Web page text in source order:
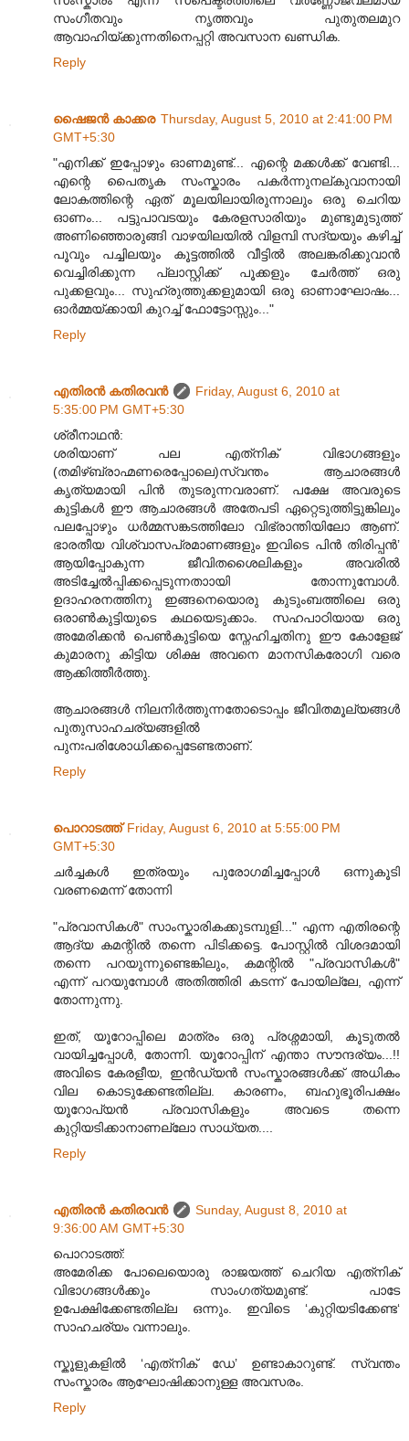
സംഗീതവും നൃത്തവും പുതുതലമുറ
ആവാഹിയ്ക്കുന്നതിനെപ്പറ്റി അവസാന ഖണ്ഡിക.
Reply
ഷൈജൻ കാക്കര Thursday, August 5, 2010 at 2:41:00 PM
GMT+5:30
"എനിക്ക്‌ ഇപ്പോഴും ഓണമുണ്ട്... എന്റെ മക്കൾക്ക്‌ വേണ്ടി...
എന്റെ പൈതൃക സംസ്കാരം പകർന്നുനല്കുവാനായി
ലോകത്തിന്റെ ഏത്‌ മൂലയിലായിരുന്നാലും ഒരു ചെറിയ
ഓണം... പട്ടുപാവടയും കേരളസാരിയും മുണ്ടുമുടുത്ത്‌
അണിഞ്ഞൊരുങ്ങി വാഴയിലയിൽ വിളമ്പി സദ്യയും കഴിച്ച്‌
പൂവും പച്ചിലയും കൂട്ടത്തിൽ വീട്ടിൽ അലങ്കരിക്കുവാൻ
വെച്ചിരിക്കുന്ന പ്ലാസ്റ്റിക്ക്‌ പൂക്കളും ചേർത്ത്‌ ഒരു
പുക്കളവും... സുഹ്രുത്തുക്കളുമായി ഒരു ഓണാഘോഷം...
ഓർമ്മയ്ക്കായി കുറച്ച്‌ ഫോട്ടോസ്സും..."
Reply
എതിരന്‍ കതിരവന്‍
Friday, August 6, 2010 at
5:35:00 PM GMT+5:30
ശ്രീനാഥൻ:
ശരിയാണ് പല എത്‌നിക് വിഭാഗങ്ങളും
(തമിഴ്ബ്രാഹ്മണരെപ്പോലെ)സ്വന്തം ആചാരങ്ങൾ
കൃത്യമായി പിൻ തുടരുന്നവരാണ്. പക്ഷേ അവരുടെ
കുട്ടികൾ ഈ ആചാരങ്ങൾ അതേപടി ഏറ്റെടുത്തിട്ടുങ്കിലും
പലപ്പോഴും ധർമ്മസങ്കടത്തിലോ വിഭ്രാന്തിയിലോ ആണ്.
ഭാരതീയ വിശ്വാസപ്രമാണങ്ങളും ഇവിടെ പിൻ തിരിപ്പൻ’
ആയിപ്പോകുന്ന ജീവിതശൈലികളും അവരിൽ
അടിച്ചേൽ‌പ്പിക്കപ്പെടുന്നതാ‍ായി തോന്നുമ്പോൾ.
ഉദാഹരനത്തിനു ഇങ്ങനെയൊരു കുടുംബത്തിലെ ഒരു
ഒരാൺകുട്ടിയുടെ കഥയെടുക്കാം. സഹപാഠിയായ ഒരു
അമേരിക്കൻ പെൺകുട്ടിയെ സ്നേഹിച്ചതിനു ഈ കോളേജ്
കുമാരനു കിട്ടിയ ശിക്ഷ അവനെ മാനസികരോഗി വരെ
ആക്കിത്തീർത്തു.
ആചാരങ്ങൾ നിലനിർത്തുന്നതോടൊപ്പം ജീവിതമൂല്യങ്ങൾ
പുതുസാഹചര്യങ്ങളിൽ
പുനഃപരിശോധിക്കപ്പെടേണ്ടതാണ്.
Reply
പൊറാടത്ത് Friday, August 6, 2010 at 5:55:00 PM
GMT+5:30
ചര്‍ച്ചകള്‍ ഇത്രയും പുരോഗമിച്ചപ്പോള്‍ ഒന്നുകൂടി
വരണമെന്ന് തോന്നി
"പ്രവാസികൾ" സാംസ്കാരികക്കുടമ്പുളി..." എന്ന എതിരന്റെ
ആദ്യ കമന്റില്‍ തന്നെ പിടിക്കട്ടെ. പോസ്റ്റില്‍ വിശദമായി
തന്നെ പറയുന്നുണ്ടെങ്കിലും, കമന്റില്‍ "പ്രവാസികൾ"
എന്ന് പറയുമ്പോള്‍ അതിത്തിരി കടന്ന് പോയില്ലേ, എന്ന്
തോന്നുന്നു.
ഇത്, യൂറോപ്പിലെ മാത്രം ഒരു പ്രശ്നമായി, കൂടുതല്‍
വായിച്ചപ്പോള്‍, തോന്നി. യൂറോപ്പിന്‌ എന്താ സൗന്ദര്യം...!!
അവിടെ കേരളീയ, ഇന്‍ഡ്യന്‍ സംസ്കാരങ്ങള്‍ക്ക് അധികം
വില കൊടുക്കേണ്ടതില്ല. കാരണം, ബഹുഭൂരിപക്ഷം
യൂറോപ്യന്‍ പ്രവാസികളും അവടെ തന്നെ
കുറ്റിയടിക്കാനാണല്ലോ സാധ്യത....
Reply
എതിരന്‍ കതിരവന്‍
Sunday, August 8, 2010 at
9:36:00 AM GMT+5:30
പൊറാടത്ത്:
അമേരിക്ക പോലെയൊരു രാജയത്ത് ചെറിയ എത്‌നിക്
വിഭാഗങ്ങൾക്കും സാംഗത്യമുണ്ട്. പാടേ
ഉപേക്ഷിക്കേണ്ടതില്ല ഒന്നും. ഇവിടെ ‘കുറ്റിയടിക്കേണ്ട‘
സാഹചര്യം വന്നാലും.
സ്കൂളുകളിൽ ‘എത്‌നിക് ഡേ’ ഉണ്ടാകാറുണ്ട്. സ്വന്തം
സംസ്കാരം ആഘോഷിക്കാനുള്ള അവസരം.
Reply